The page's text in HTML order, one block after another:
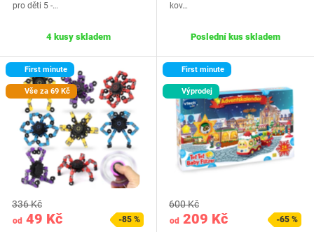
pro děti 5 -…
4 kusy skladem
kov…
Poslední kus skladem
First minute
Vše za 69 Kč
od 49 Kč
336 Kč
-85 %
First minute
Výprodej
od 209 Kč
600 Kč
-65 %